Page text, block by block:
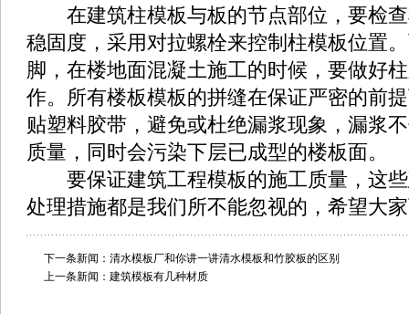
在建筑柱模板与板的节点部位，要检查
稳固度，采用对拉螺栓来控制柱模板位置
脚，在楼地面混凝土施工的时候，要做好
作。所有楼板模板的拼缝在保证严密的前
贴塑料胶带，避免或杜绝漏浆现象，漏浆
质量，同时会污染下层已成型的楼板面。
要保证建筑工程模板的施工质量，这些
处理措施都是我们所不能忽视的，希望大
下一条新闻： 清水模板厂和你讲一讲清水模板和竹胶板的区别
上一条新闻： 建筑模板有几种材质